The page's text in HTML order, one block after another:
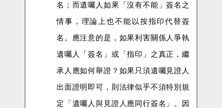
名；而遺囑人如果「沒有不能」簽名之
情事，理論上也不能以按指印代替簽
名。應注意的是，如果利害關係人爭執
遺囑人「簽名」或「指印」之真正，繼
承人應如何舉證？如果只須遺囑見證人
出面證明即可，則法律似乎不須特別規
定「遺囑人與見證人應同行簽名」。因